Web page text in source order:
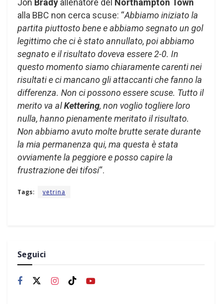
Jon Brady allenatore del Northampton Town
alla BBC non cerca scuse: “Abbiamo iniziato la
partita piuttosto bene e abbiamo segnato un gol
legittimo che ci è stato annullato, poi abbiamo
segnato e il risultato doveva essere 2-0. In
questo momento siamo chiaramente carenti nei
risultati e ci mancano gli attaccanti che fanno la
differenza. Non ci possono essere scuse. Tutto il
merito va alKettering, non voglio togliere loro
nulla, hanno pienamente meritato il risultato.
Non abbiamo avuto molte brutte serate durante
la mia permanenza qui, ma questa è stata
ovviamente la peggiore e posso capire la
frustrazione dei tifosi“.
Tags: vetrina
Seguici